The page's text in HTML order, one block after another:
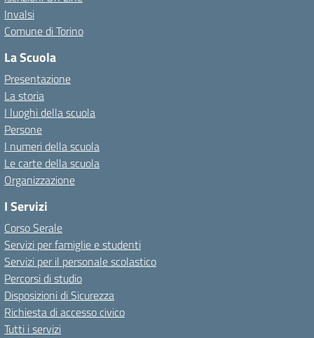
Invalsi
Comune di Torino
La Scuola
Presentazione
La storia
I luoghi della scuola
Persone
I numeri della scuola
Le carte della scuola
Organizzazione
I Servizi
Corso Serale
Servizi per famiglie e studenti
Servizi per il personale scolastico
Percorsi di studio
Disposizioni di Sicurezza
Richiesta di accesso civico
Tutti i servizi